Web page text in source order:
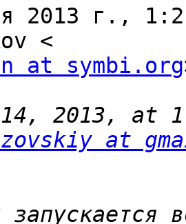
2013 г.,
at symbi.org
14, 2013, at
at